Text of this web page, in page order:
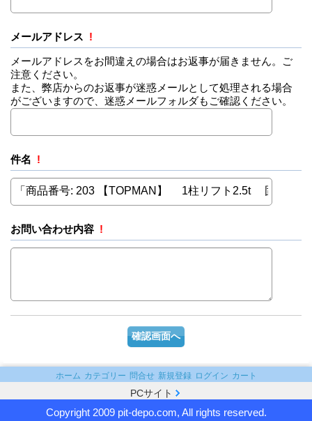
メールアドレス !
メールアドレスをお間違えの場合はお返事が届きません。ご
注意ください。
また、弊店からのお返事が迷惑メールとして処理される場合
がございますので、迷惑メールフォルダもご確認ください。
件名 !
お問い合わせ内容 !
ホーム カテゴリー 問合せ 新規登録 ログイン カート
PCサイト
Copyright 2009 pit-depo.com, All rights reserved.